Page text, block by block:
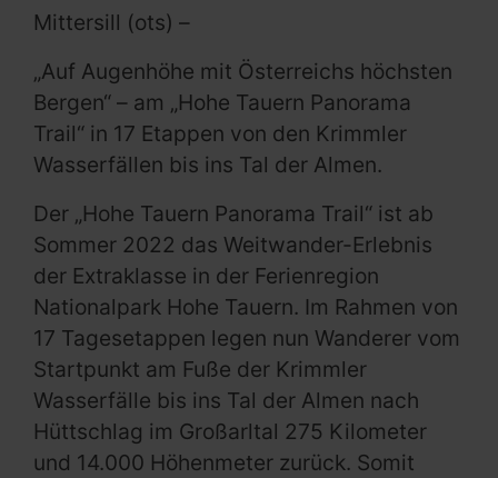
Mittersill (ots) –
„Auf Augenhöhe mit Österreichs höchsten
Bergen“ – am „Hohe Tauern Panorama
Trail“ in 17 Etappen von den Krimmler
Wasserfällen bis ins Tal der Almen.
Der „Hohe Tauern Panorama Trail“ ist ab
Sommer 2022 das Weitwander-Erlebnis
der Extraklasse in der Ferienregion
Nationalpark Hohe Tauern. Im Rahmen von
17 Tagesetappen legen nun Wanderer vom
Startpunkt am Fuße der Krimmler
Wasserfälle bis ins Tal der Almen nach
Hüttschlag im Großarltal 275 Kilometer
und 14.000 Höhenmeter zurück. Somit